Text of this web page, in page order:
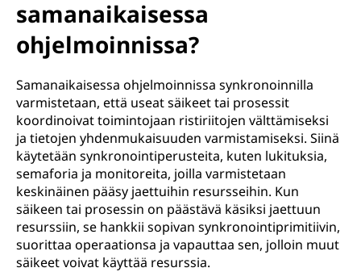
samanaikaisessa
ohjelmoinnissa?
Samanaikaisessa ohjelmoinnissa synkronoinnilla
varmistetaan, että useat säikeet tai prosessit
koordinoivat toimintojaan ristiriitojen välttämiseksi
ja tietojen yhdenmukaisuuden varmistamiseksi. Siinä
käytetään synkronointiperusteita, kuten lukituksia,
semaforia ja monitoreita, joilla varmistetaan
keskinäinen pääsy jaettuihin resursseihin. Kun
säikeen tai prosessin on päästävä käsiksi jaettuun
resurssiin, se hankkii sopivan synkronointiprimitiivin,
suorittaa operaationsa ja vapauttaa sen, jolloin muut
säikeet voivat käyttää resurssia.